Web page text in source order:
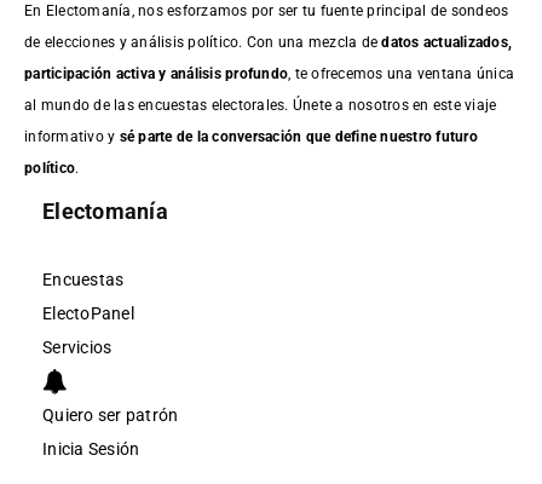
En Electomanía, nos esforzamos por ser tu fuente principal de sondeos
de elecciones y análisis político. Con una mezcla dedatos actualizados,
participación activa y análisis profundo , te ofrecemos una ventana única
al mundo de las encuestas electorales. Únete a nosotros en este viaje
informativo y sé parte de la conversación que define nuestro futuro
político.
Electomanía
Encuestas
ElectoPanel
Servicios
Quiero ser patrón
Inicia Sesión